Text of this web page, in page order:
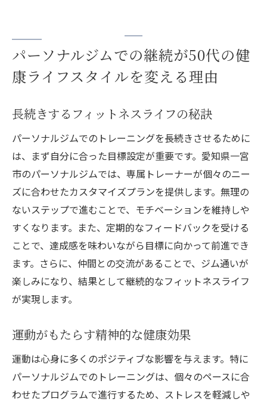
パーソナルジムでの継続が50代の健
康ライフスタイルを変える理由
長続きするフィットネスライフの秘訣
パーソナルジムでのトレーニングを長続きさせるために
は、まず自分に合った目標設定が重要です。愛知県一宮
市のパーソナルジムでは、専属トレーナーが個々のニー
ズに合わせたカスタマイズプランを提供します。無理の
ないステップで進むことで、モチベーションを維持しや
すくなります。また、定期的なフィードバックを受ける
ことで、達成感を味わいながら目標に向かって前進でき
ます。さらに、仲間との交流があることで、ジム通いが
楽しみになり、結果として継続的なフィットネスライフ
が実現します。
運動がもたらす精神的な健康効果
運動は心身に多くのポジティブな影響を与えます。特に
パーソナルジムでのトレーニングは、個々のペースに合
わせたプログラムで進行するため、ストレスを軽減しや